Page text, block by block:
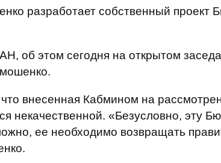
разработает собственный проект
об этом сегодня на открытом
внесенная Кабмином на
некачественной. «Безусловно, эту
ее необходимо возвращать